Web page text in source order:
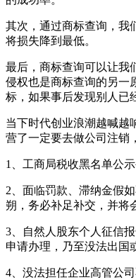
其次，通过商标查询，我
将损失降到最低。
最后，商标查询可以让我
侵权也是商标查询的另一
标，如果事后发现别人已
当下时代创业浪潮越喊越
营了一定要去做公司注销
1、工商局税收黑名单公
2、面临罚款、滞纳金假
朔，务必补足补交，并将
3、自然人股东个人征信
申请办理，乃至没法出国
4、没法担任企业高管公